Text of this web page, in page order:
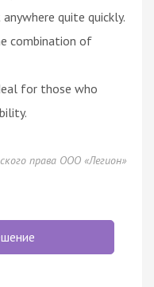
quite quickly.
combination of
for those who
права ООО «Легион»